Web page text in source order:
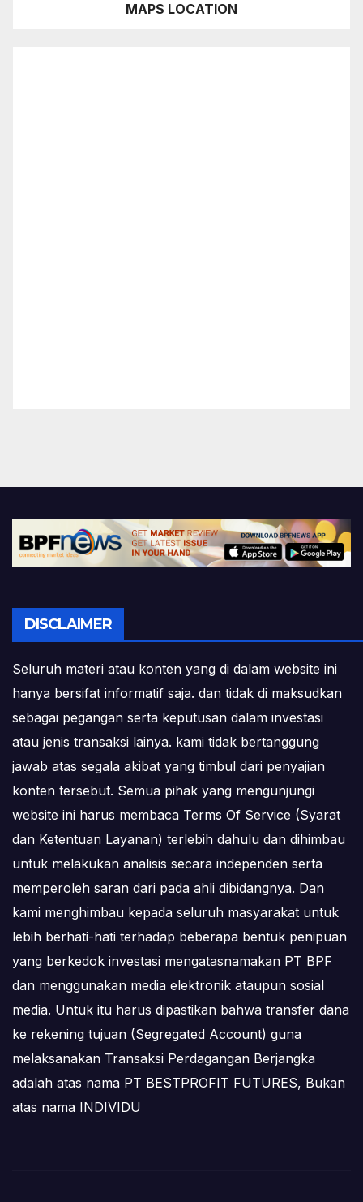
MAPS LOCATION
DISCLAIMER
Seluruh materi atau konten yang di dalam website ini
hanya bersifat informatif saja. dan tidak di maksudkan
sebagai pegangan serta keputusan dalam investasi
atau jenis transaksi lainya. kami tidak bertanggung
jawab atas segala akibat yang timbul dari penyajian
konten tersebut. Semua pihak yang mengunjungi
website ini harus membaca Terms Of Service (Syarat
dan Ketentuan Layanan) terlebih dahulu dan dihimbau
untuk melakukan analisis secara independen serta
memperoleh saran dari pada ahli dibidangnya. Dan
kami menghimbau kepada seluruh masyarakat untuk
lebih berhati-hati terhadap beberapa bentuk penipuan
yang berkedok investasi mengatasnamakan PT BPF
dan menggunakan media elektronik ataupun sosial
media. Untuk itu harus dipastikan bahwa transfer dana
ke rekening tujuan (Segregated Account) guna
melaksanakan Transaksi Perdagangan Berjangka
adalah atas nama PT BESTPROFIT FUTURES, Bukan
atas nama INDIVIDU